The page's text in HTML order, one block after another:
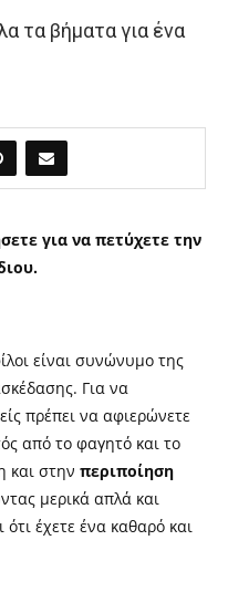
τα βήματα για ένα
για να πετύχετε την
είναι συνώνυμο της
Για να
πρέπει να αφιερώνετε
από το φαγητό και το
και στην περιποίηση
μερικά απλά και
έχετε ένα καθαρό και